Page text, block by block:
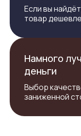
Если вы
товар дешевле
Намного
деньги
Выбор
заниженной